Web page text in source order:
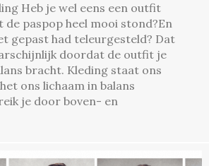
Heb je wel eens een outfit
de paspop heel mooi stond?En
gepast had teleurgesteld? Dat
doordat de outfit je
bracht. Kleding staat ons
ons lichaam in balans
je door boven- en